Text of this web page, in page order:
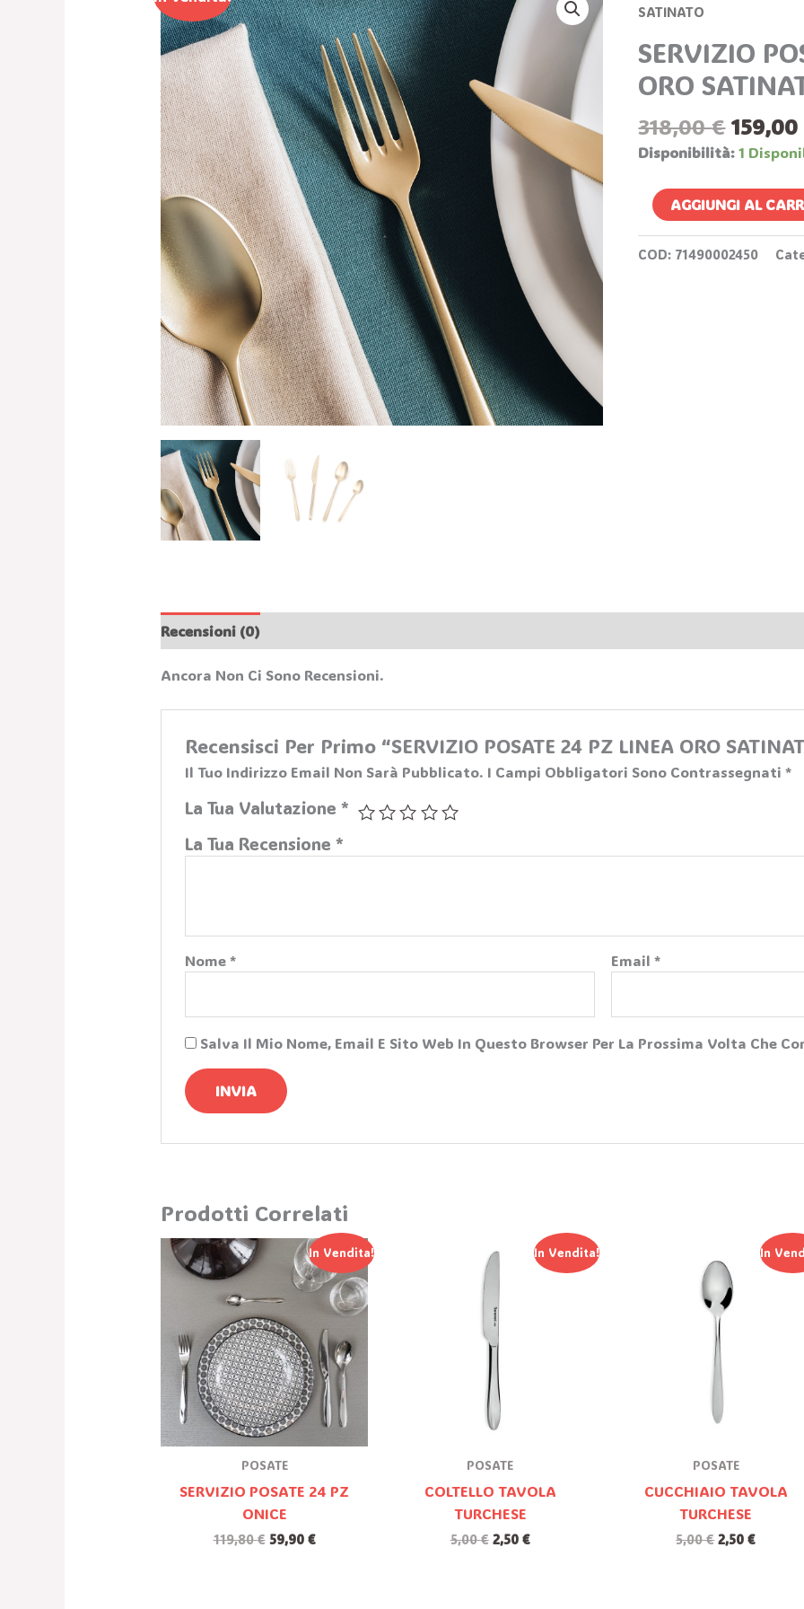
SATINATO
SERVIZIO
ORO
318,00€
Era:
159,00
Disponibilità: 1
POSATE
PZ
LINEA
ORO
SATINATO
Quantità
AGGIUNGI AL
COD: 71490002450
Recensioni (0)
Ancora Non Ci Sono Recensioni.
Recensisci Per Primo “SERVIZIO POSATE 24 PZ LINEA ORO
Il Tuo Indirizzo Email Non Sarà Pubblicato. I Campi Obbligatori Sono Contrassegnati*
La Tua Valutazione*
La Tua Recensione*
Nome* Email*
Salva Il Mio Nome, Email E Sito Web In Questo Browser Per La Prossima Volta Che
Prodotti Correlati
In Vendita!
POSATE
SERVIZIO POSATE 24 PZ
ONICE
119,80€
Prezzo
Originale
Era:
59,90 €
Il
Prezzo
Attuale
È:
59,90 €.
In Vendita!
POSATE
COLTELLO TAVOLA
TURCHESE
5,00€
Prezzo
5,00 €.
2,50 €
Il
Prezzo
Attuale
In
POSATE
CUCCHIAIO TAVOLA
TURCHESE
5,00€
Prezzo
Originale
Era:
5,00 €.
2,50€
Il
Prezzo